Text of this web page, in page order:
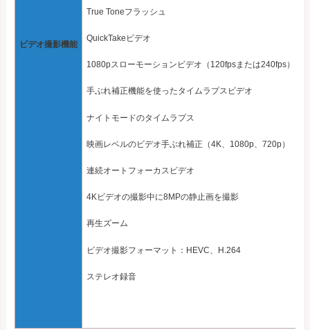
ビデオ撮影機能
True Toneフラッシュ
QuickTakeビデオ
1080pスローモーションビデオ（120fpsまたは240fps）に
手ぶれ補正機能を使ったタイムラプスビデオ
ナイトモードのタイムラプス
映画レベルのビデオ手ぶれ補正（4K、1080p、720p）
連続オートフォーカスビデオ
4Kビデオの撮影中に8MPの静止画を撮影
再生ズーム
ビデオ撮影フォーマット：HEVC、H.264
ステレオ録音